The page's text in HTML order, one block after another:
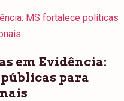
em Evidência:
para